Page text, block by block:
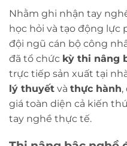
Nhằm ghi nhận tay
học hỏi và tạo động
đội ngũ cán bộ công
đã tổ chức kỳ thi nâng
trực tiếp sản xuất tại
lý thuyết và thực hành,
giá toàn diện cả kiến
tay nghề thực tế.